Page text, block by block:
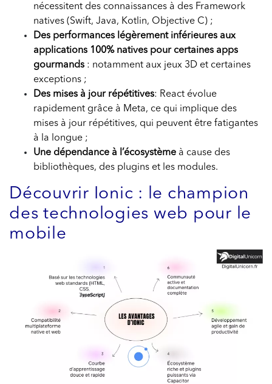
nécessitent des connaissances à des Framework
natives (Swift, Java, Kotlin, Objective C) ;
Des performances légèrement inférieures aux
applications 100% natives pour certaines apps
gourmands : notamment aux jeux 3D et certaines
exceptions ;
Des mises à jour répétitives: React évolue
rapidement grâce à Meta, ce qui implique des
mises à jour répétitives, qui peuvent être fatigantes
à la longue ;
Une dépendance à l’écosystème à cause des
bibliothèques, des plugins et les modules.
Découvrir Ionic : le champion
des technologies web pour le
mobile